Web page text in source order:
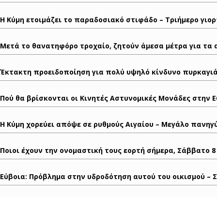
Η Κύμη ετοιμάζει το παραδοσιακό στιφάδο – Τριήμερο
Μετά το θανατηφόρο τροχαίο, ζητούν άμεσα μέτρα για τα
Έκτακτη προειδοποίηση για πολύ υψηλό κίνδυνο
Πού θα βρίσκονται οι Κινητές Αστυνομικές Μονάδες στην
Η Κύμη χορεύει απόψε σε ρυθμούς Αιγαίου – Μεγάλο
Ποιοι έχουν την ονομαστική τους εορτή σήμερα, Σάββατο
Εύβοια: Πρόβλημα στην υδροδότηση αυτού του οικισμού –